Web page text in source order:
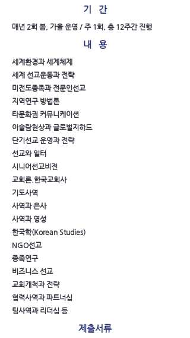
​기 간
매년 2회 봄, 가을 운영 / 주 1회, 총 12주간 진행
내 용
세계환경과 세계체제
세계 선교운동과 전략
미전도종족과 전문인선교
지역연구 방법론
타문화권 커뮤니케이션
이슬람현상과 글로벌지하드
단기선교 운영과 전략
선교와 일터
시니어선교비전
교회론.한국교회사
기도사역
사역과 은사
사역과 영성
한국학(Korean Studies)
NGO선교
종족연구
비즈니스 선교
교회개척과 전략
협력사역과 파트너십
팀사역과 리더십 등
제출서류